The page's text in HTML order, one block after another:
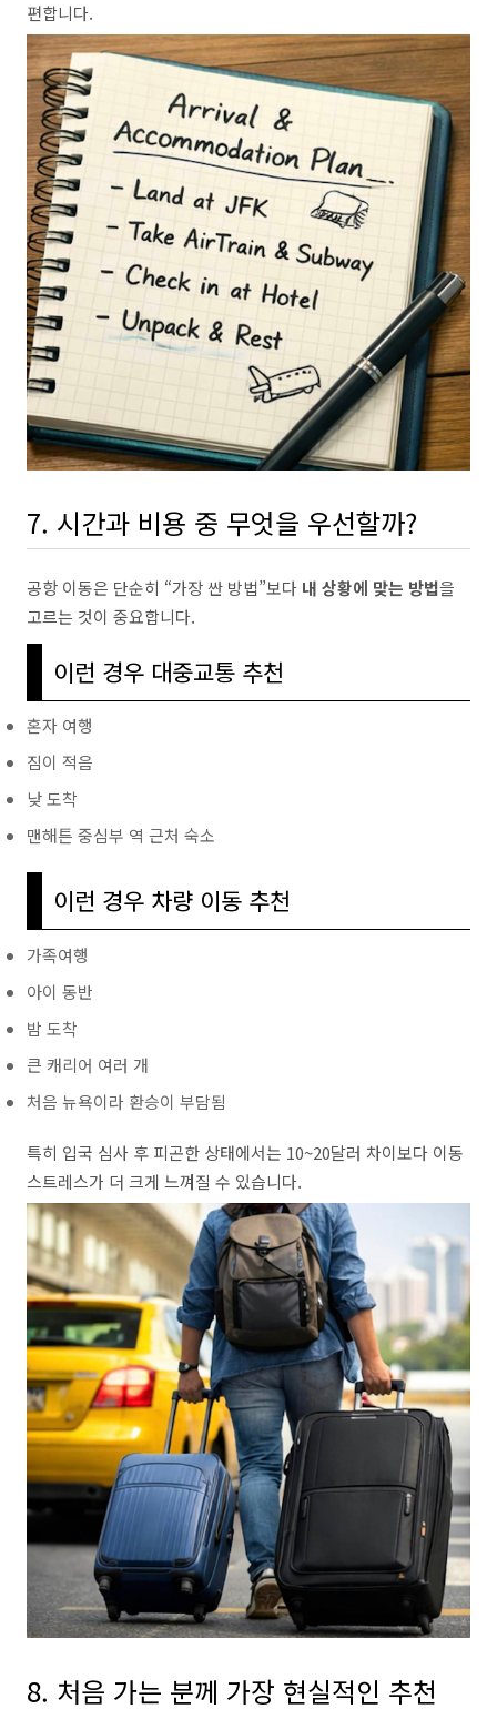
편합니다.
7. 시간과 비용 중 무엇을 우선할까?
공항 이동은 단순히 “가장 싼 방법”보다 내 상황에 맞는 방법을
고르는 것이 중요합니다.
이런 경우 대중교통 추천
혼자 여행
짐이 적음
낮 도착
맨해튼 중심부 역 근처 숙소
이런 경우 차량 이동 추천
가족여행
아이 동반
밤 도착
큰 캐리어 여러 개
처음 뉴욕이라 환승이 부담됨
특히 입국 심사 후 피곤한 상태에서는 10~20달러 차이보다 이동
스트레스가 더 크게 느껴질 수 있습니다.
8. 처음 가는 분께 가장 현실적인 추천